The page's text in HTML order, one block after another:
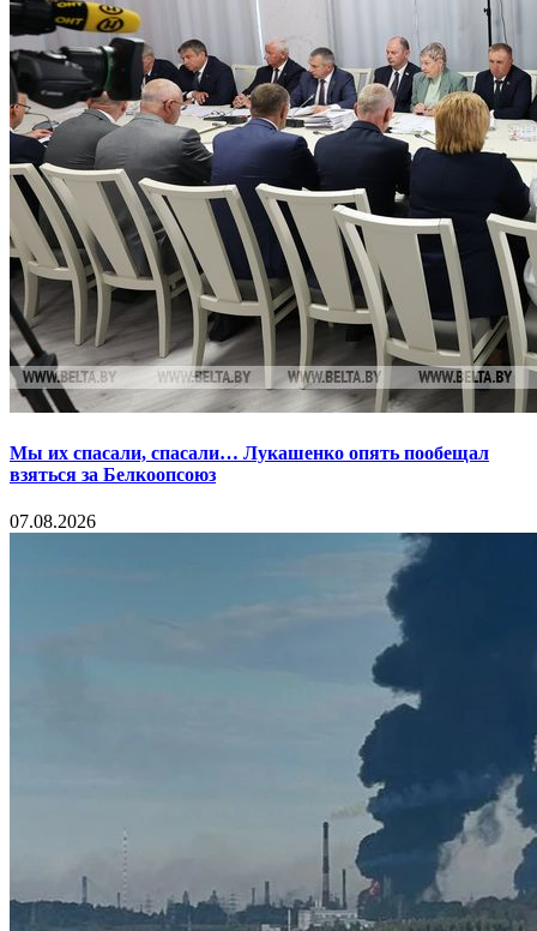
Мы их спасали, спасали… Лукашенко опять пообещал
взяться за Белкоопсоюз
07.08.2026